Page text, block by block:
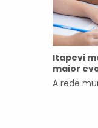
Itapevi
maior
A rede